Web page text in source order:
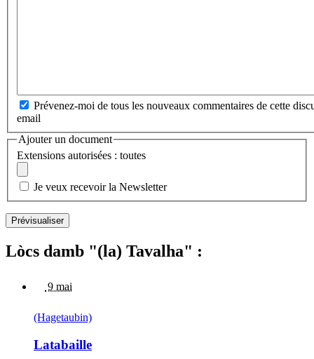
Prévenez-moi de tous les nouveaux commentaires de cette
email
Ajouter un document
Extensions autorisées : toutes
Je veux recevoir la Newsletter
Lòcs damb "(la) Tavalha" :
9 mai
(Hagetaubin)
Latabaille